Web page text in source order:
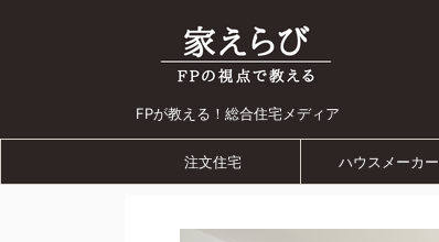
FPが教える！総合住宅メディア
注文住宅 ハウスメーカー